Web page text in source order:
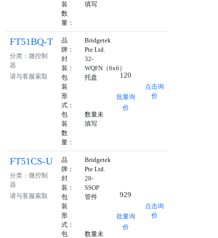
装
数
量：
填写
FT51BQ-T
分类：微控制
器
请与客服索取
品
牌：
Bridgetek
Pte Ltd.
封
装：
32-
WQFN（6x6）
包
装
形
式：
托盘
包
装
数
量：
数量未
填写
120
批量询
价
点击询
价
FT51CS-U
分类：微控制
器
请与客服索取
品
牌：
Bridgetek
Pte Ltd.
封
装：
28-
SSOP
包
装
形
式：
管件
包
数量未
929
批量询
价
点击询
价